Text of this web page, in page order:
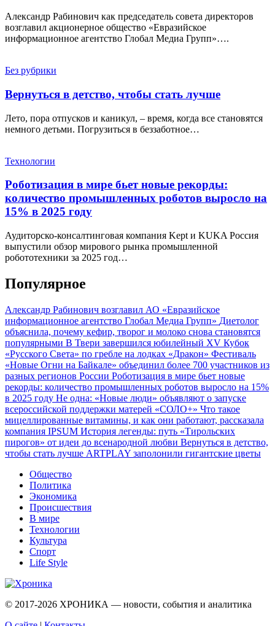
Александр Рабинович как председатель совета директоров
возглавил акционерное общество «Евразийское
информационное агентство Глобал Медиа Групп»….
Без рубрики
Вернуться в детство, чтобы стать лучше
Лето, пора отпусков и каникул, – время, когда все становятся
немного детьми. Погрузиться в беззаботное…
Технологии
Роботизация в мире бьет новые рекорды:
количество промышленных роботов выросло на
15% в 2025 году
Аудиторско-консалтинговая компания Kept и KUKA Россия
выпустили обзор мирового рынка промышленной
робототехники за 2025 год…
Популярное
Александр Рабинович возглавил АО «Евразийское
информационное агентство Глобал Медиа Групп» Диетолог
объяснила, почему кефир, творог и молоко снова становятся
популярными В Твери завершился юбилейный XV Кубок
«Русского Света» по гребле на лодках «Дракон» Фестиваль
«Новые Огни на Байкале» объединил более 700 участников из
разных регионов России Роботизация в мире бьет новые
рекорды: количество промышленных роботов выросло на 15%
в 2025 году Не одна: «Новые люди» объявляют о запуске
всероссийской поддержки матерей «СОЛО+» Что такое
мицеллированные витамины, и как они работают, рассказала
компания IPSUM История легенды: путь «Тирольских
пирогов» от идеи до всенародной любви Вернуться в детство,
чтобы стать лучше ARTPLAY заполонили гигантские цветы
Общество
Политика
Экономика
Происшествия
В мире
Технологии
Культура
Спорт
Life Style
© 2017-2026 ХРОНИКА — новости, события и аналитика